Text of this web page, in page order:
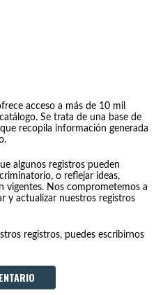
acceso a más de 10 mil
Se trata de una base de
recopila información generada
algunos registros pueden
o reflejar ideas,
vigentes. Nos comprometemos a
y actualizar nuestros registros
registros, puedes escribirnos